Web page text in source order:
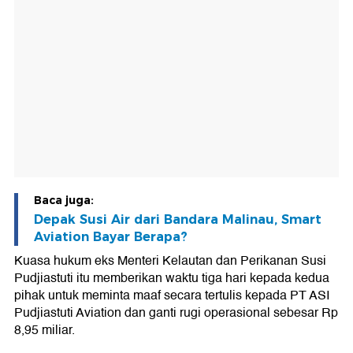
Baca juga:
Depak Susi Air dari Bandara Malinau, Smart
Aviation Bayar Berapa?
Kuasa hukum eks Menteri Kelautan dan Perikanan Susi
Pudjiastuti itu memberikan waktu tiga hari kepada kedua
pihak untuk meminta maaf secara tertulis kepada PT ASI
Pudjiastuti Aviation dan ganti rugi operasional sebesar Rp
8,95 miliar.